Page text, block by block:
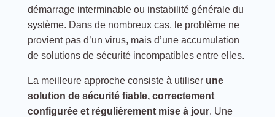
démarrage interminable ou instabilité générale du
système. Dans de nombreux cas, le problème ne
provient pas d’un virus, mais d’une accumulation
de solutions de sécurité incompatibles entre elles.
La meilleure approche consiste à utiliser une
solution de sécurité fiable, correctement
configurée et régulièrement mise à jour. Une